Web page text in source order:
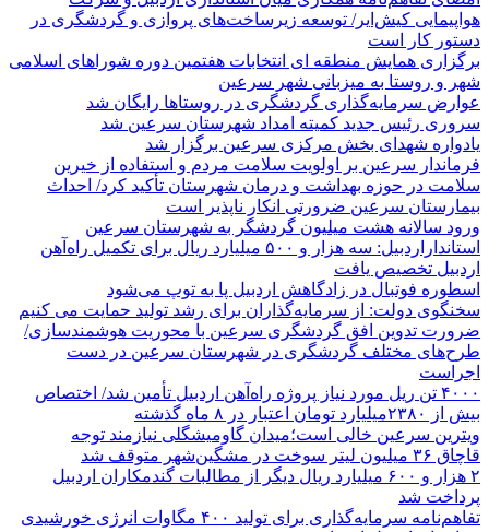
هواپیمایی کیش‌ایر/ توسعه زیرساخت‌های پروازی و گردشگری در
دستور کار است
برگزاری همایش منطقه ای انتخابات هفتمین دوره شوراهای اسلامی
شهر و روستا به میزبانی شهر سرعین
عوارض سرمایه‌گذاری گردشگری در روستاها رایگان شد
سروری رئیس جدید کمیته امداد شهرستان سرعین شد
یادواره شهدای بخش مرکزی سرعین برگزار شد
فرماندار سرعین بر اولویت سلامت مردم و استفاده از خیرین
سلامت در حوزه بهداشت و درمان شهرستان تأکید کرد/ احداث
بیمارستان سرعین ضرورتی انکار ناپذیر است
ورود سالانه هشت میلیون گردشگر به شهرستان سرعین
استانداراردبیل: سه هزار و ۵۰۰ میلیارد ریال برای تکمیل راه‌آهن
اردبیل تخصیص یافت
اسطوره فوتبال در زادگاهش اردبیل پا به توپ می‌شود
سخنگوی دولت: از سرمایه‌گذاران برای رشد تولید حمایت می کنیم
ضرورت تدوین افق گردشگری سرعین با محوریت هوشمندسازی/
طرح‌های مختلف گردشگری در شهرستان سرعین در دست
اجراست
۴۰۰۰ تن ریل مورد نیاز پروژه راه‌آهن اردبیل تأمین شد/ اختصاص
بیش از ۲۳۸۰میلیارد تومان اعتبار در ۸ ماه گذشته
ویترین سرعین خالی است؛میدان گاومیشگلی نیازمند توجه
قاچاق ۳۶ میلیون لیتر سوخت در مشگین‌شهر متوقف شد
۲ هزار و ۶۰۰‌ میلیارد ریال دیگر از مطالبات گندمکاران اردبیل
پرداخت شد
تفاهم‌نامه سرمایه‌گذاری برای تولید ۴۰۰ مگاوات انرژی خورشیدی